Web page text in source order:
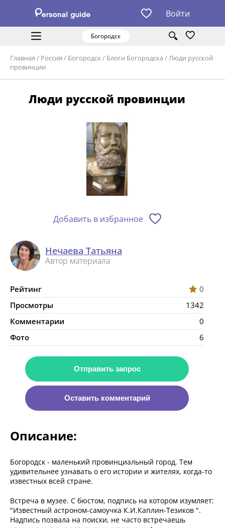
Войти
Богородск
Главная / Россия / Богородск / Блоги Богородска /Люди русской
провинции
Люди русской провинции
Добавить в избранное
Нечаева Татьяна
Автор материала
Рейтинг
0
Просмотры
1342
Комментарии
0
Фото
6
Отправить запрос
Оставить комментарий
Описание:
Богородск - маленький провинциальный город. Тем
удивительнее узнавать о его истории и жителях, когда-то
известных всей стране.
Встреча в музее. С бюстом, подпись на котором изумляет:
"Известный астроном-самоучка К.И.Каплин-Тезиков ".
Надпись позвала на поиски, не часто встречаешь